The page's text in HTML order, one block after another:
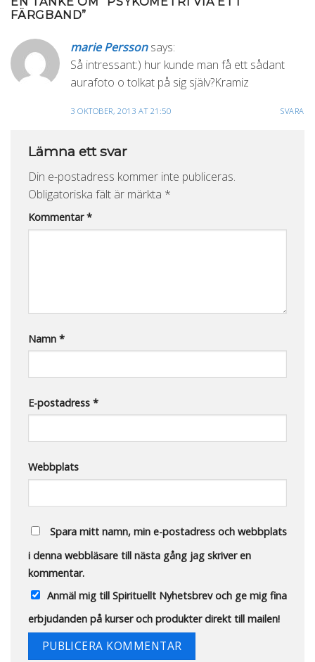
FÄRGBAND”
marie Persson says:
Så intressant:) hur kunde man få ett sådant
aurafoto o tolkat på sig själv?Kramiz
3 OKTOBER, 2013 AT 21:50 SVARA
Lämna ett svar
Din e-postadress kommer inte publiceras.
Obligatoriska fält är märkta *
Kommentar*
Namn *
E-postadress *
Webbplats
Spara mitt namn, min e-postadress och webbplats
i denna webbläsare till nästa gång jag skriver en
kommentar.
Anmäl mig till Spirituellt Nyhetsbrev och ge mig fina
erbjudanden på kurser och produkter direkt till mailen!